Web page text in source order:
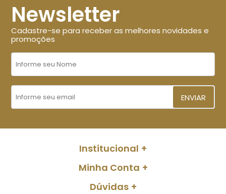
Newsletter
Cadastre-se para receber as melhores novidades e
promoções
ENVIAR
Institucional
Minha Conta
Dúvidas